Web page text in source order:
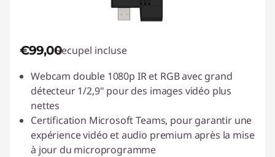
€99,00Recupel incluse
Webcam double 1080p IR et RGB avec grand
détecteur 1/2,9" pour des images vidéo plus
nettes
Certification Microsoft Teams, pour garantir une
expérience vidéo et audio premium après la mise
à jour du microprogramme